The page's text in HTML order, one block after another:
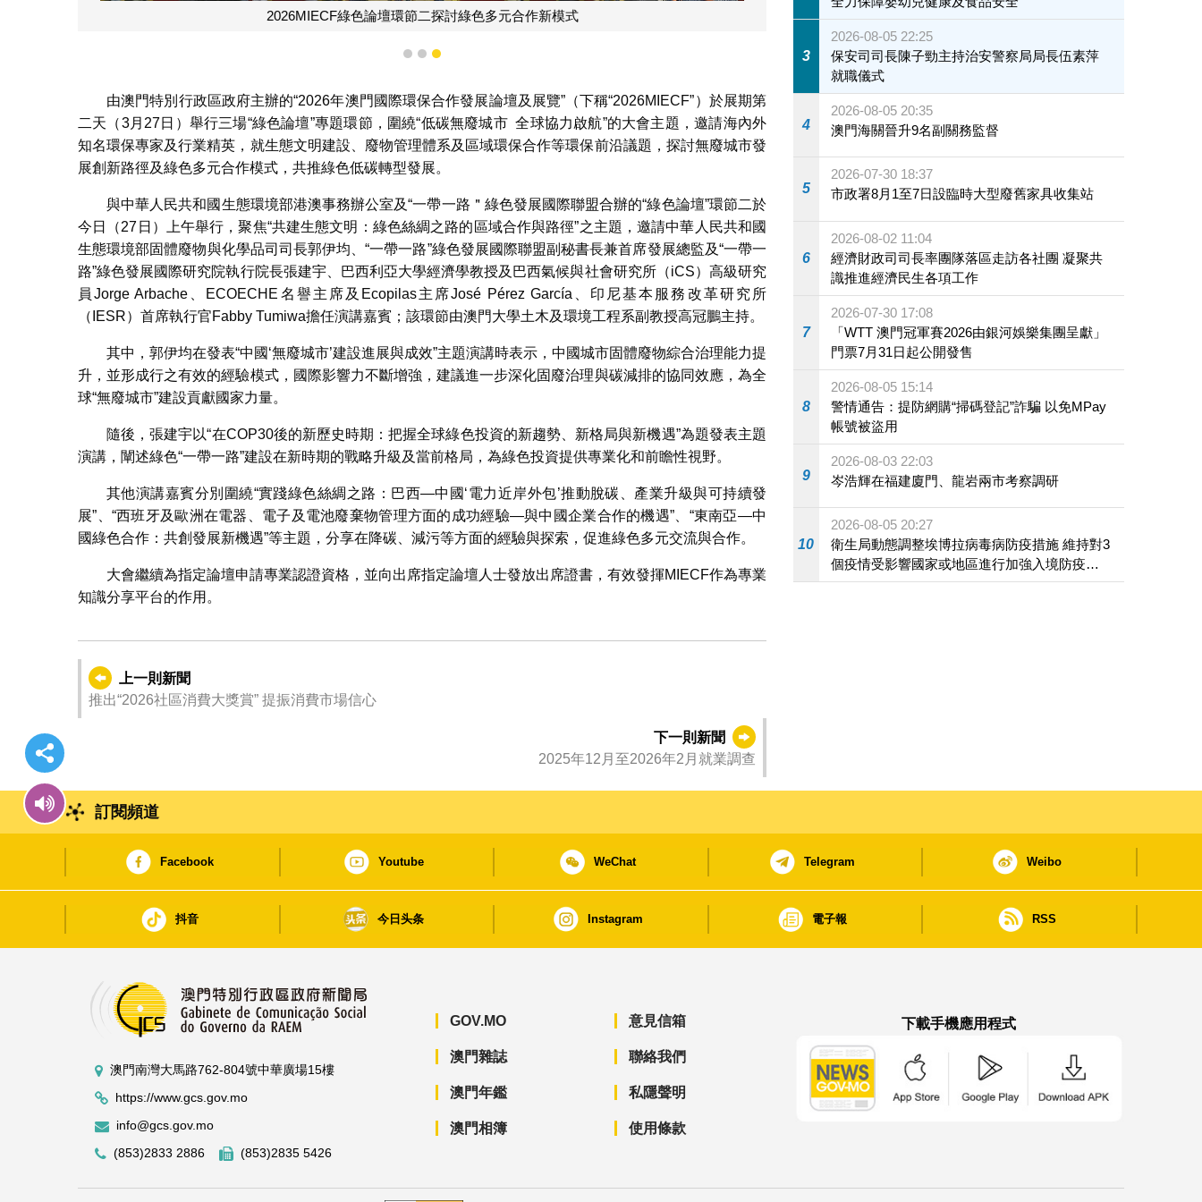
2026MIECF綠色論壇環節二探討綠色多元合作新模式
1 2 3
由澳門特別行政區政府主辦的“2026年澳門國際環保合作發展論壇及展覽”（下稱“2026MIECF”）於展期第
二天（3月27日）舉行三場“綠色論壇”專題環節，圍繞“低碳無廢城市 全球協力啟航”的大會主題，邀請海內外
知名環保專家及行業精英，就生態文明建設、廢物管理體系及區域環保合作等環保前沿議題，探討無廢城市發
展創新路徑及綠色多元合作模式，共推綠色低碳轉型發展。
與中華人民共和國生態環境部港澳事務辦公室及“一帶一路＂綠色發展國際聯盟合辦的“綠色論壇”環節二於
今日（27日）上午舉行，聚焦“共建生態文明：綠色絲綢之路的區域合作與路徑”之主題，邀請中華人民共和國
生態環境部固體廢物與化學品司司長郭伊均、“一帶一路”綠色發展國際聯盟副秘書長兼首席發展總監及“一帶一
路”綠色發展國際研究院執行院長張建宇、巴西利亞大學經濟學教授及巴西氣候與社會研究所（iCS）高級研究
員Jorge Arbache、ECOECHE名譽主席及Ecopilas主席José Pérez García、印尼基本服務改革研究所
（IESR）首席執行官Fabby Tumiwa擔任演講嘉賓；該環節由澳門大學土木及環境工程系副教授高冠鵬主持。
其中，郭伊均在發表“中國‘無廢城市’建設進展與成效”主題演講時表示，中國城市固體廢物綜合治理能力提
升，並形成行之有效的經驗模式，國際影響力不斷增強，建議進一步深化固廢治理與碳減排的協同效應，為全
球“無廢城市”建設貢獻國家力量。
隨後，張建宇以“在COP30後的新歷史時期：把握全球綠色投資的新趨勢、新格局與新機遇”為題發表主題
演講，闡述綠色“一帶一路”建設在新時期的戰略升級及當前格局，為綠色投資提供專業化和前瞻性視野。
其他演講嘉賓分別圍繞“實踐綠色絲綢之路：巴西—中國‘電力近岸外包’推動脫碳、產業升級與可持續發
展”、“西班牙及歐洲在電器、電子及電池廢棄物管理方面的成功經驗—與中國企業合作的機遇”、“東南亞—中
國綠色合作：共創發展新機遇”等主題，分享在降碳、減污等方面的經驗與探索，促進綠色多元交流與合作。
大會繼續為指定論壇申請專業認證資格，並向出席指定論壇人士發放出席證書，有效發揮MIECF作為專業
知識分享平台的作用。
上一則新聞
推出“2026社區消費大獎賞” 提振消費市場信心
下一則新聞
2025年12月至2026年2月就業調查
3
2026-08-05 22:25
保安司司長陳子勁主持治安警察局局長伍素萍
就職儀式
4
2026-08-05 20:35
澳門海關晉升9名副關務監督
5
2026-07-30 18:37
市政署8月1至7日設臨時大型廢舊家具收集站
6
2026-08-02 11:04
經濟財政司司長率團隊落區走訪各社團 凝聚共
識推進經濟民生各項工作
7
2026-07-30 17:08
「WTT 澳門冠軍賽2026由銀河娛樂集團呈獻」
門票7月31日起公開發售
8
2026-08-05 15:14
警情通告：提防網購“掃碼登記”詐騙 以免MPay
帳號被盜用
9
2026-08-03 22:03
岑浩輝在福建廈門、龍岩兩市考察調研
10
2026-08-05 20:27
衛生局動態調整埃博拉病毒病防疫措施 維持對3
個疫情受影響國家或地區進行加強入境防疫措
施
訂閱頻道
Facebook Youtube WeChat Telegram Weibo
抖音 今日头条 Instagram 電子報 RSS
澳門南灣大馬路762-804號中華廣場15樓
https://www.gcs.gov.mo
info@gcs.gov.mo
(853)2833 2886
(853)2835 5426
GOV.MO
澳門雜誌
澳門年鑑
澳門相簿
意見信箱
聯絡我們
私隱聲明
使用條款
下載手機應用程式